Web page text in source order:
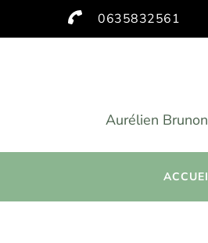
0635832561
Aurélien